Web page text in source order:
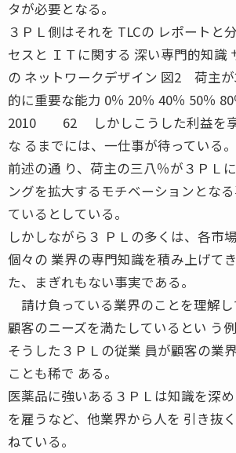
タが必要となる。
３ＰＬ側はそれを TLCの レポートと
セスと ＩＴに関する 深い専門的知識
の ネットワークデザイン 図2 荷主
的に重要な能力 0％ 20％ 40％ 50％
2010 62 しかしこうした利益を享
な るまでには、一仕事が待っている。
前述の通 り、荷主の三八％が３ＰＬ
ングを拡大するモチベーションとな
ているとしている。
しかしながら３ ＰＬの多くは、各市
個々の 業界の専門知識を積み上げて
た、まぎれもない事実である。
請け負っている業界のことを理解
顧客のニーズを満たしているとい う
そうした３ＰＬの従業 員が顧客の業
ことも稀で ある。
医薬品に強いある３ＰＬは知識を深
を雇うなど、他業界から人を 引き抜
ねている。